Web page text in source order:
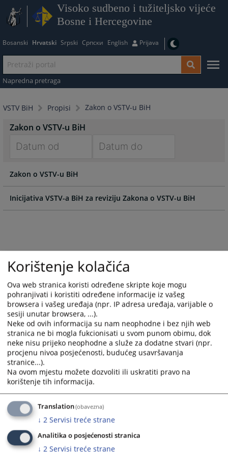
Visoko sudbeno i tužiteljsko vijeće
Bosne i Hercegovine
Bosanski Hrvatski Srpski Српски English Prijava
Napredna pretraga
VSTV BiH Propisi Zakon o VSTV-u BiH
Zakon o VSTV-u BiH
forward
to
interact
with
select
a
date.
Press
the
question
mark
key
to
get
the
keyboard
shortcuts
for
changing
dates.
to
interact
with
select
a
date.
Press
the
question
mark
key
to
get
keyboard
shortcuts
changing
dates.
Zakon o VSTV-u BiH
Inicijativa VSTV-a BiH za reviziju Zakona o VSTV-u BiH
Korištenje kolačića
Ova web stranica koristi određene skripte koje mogu
pohranjivati i koristiti određene informacije iz vašeg
browsera i vašeg uređaja (npr. IP adresa uređaja, varijable o
sesiji unutar browsera, ...).
Neke od ovih informacija su nam neophodne i bez njih web
stranica ne bi mogla fukcionisati u svom punom obimu, dok
neke nisu prijeko neophodne a služe za dodatne stvari (npr.
procjenu nivoa posjećenosti, budućeg usavršavanja
stranice...).
Na ovom mjestu možete dozvoliti ili uskratiti pravo na
korištenje tih informacija.
Translation(obavezna)
↓ 2 Servisi treće strane
Analitika o posjećenosti stranica
↓ 2 Servisi treće strane